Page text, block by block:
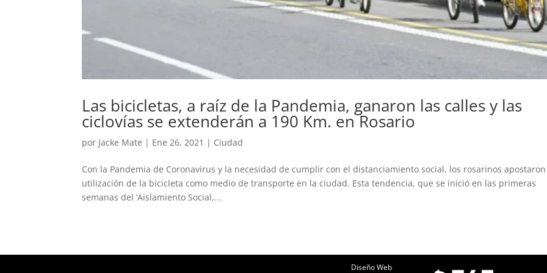
Las bicicletas, a raíz de la Pandemia, ganaron las calles y las
ciclovías se extenderán a 190 Km. en Rosario
por Jacke Mate | Ene 26, 2021 | Ciudad
Con la Pandemia de Coronavirus y la necesidad de cumplir con el distanciamiento social, los rosarinos
utilización de la bicicleta como medio de transporte en la ciudad. Esta tendencia, que se inició en las primeras
semanas del ‘Aislamiento Social,...
Diseño Web